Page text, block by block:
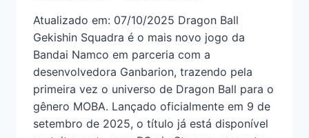
Atualizado em: 07/10/2025 Dragon Ball
Gekishin Squadra é o mais novo jogo da
Bandai Namco em parceria com a
desenvolvedora Ganbarion, trazendo pela
primeira vez o universo de Dragon Ball para o
gênero MOBA. Lançado oficialmente em 9 de
setembro de 2025, o título já está disponível